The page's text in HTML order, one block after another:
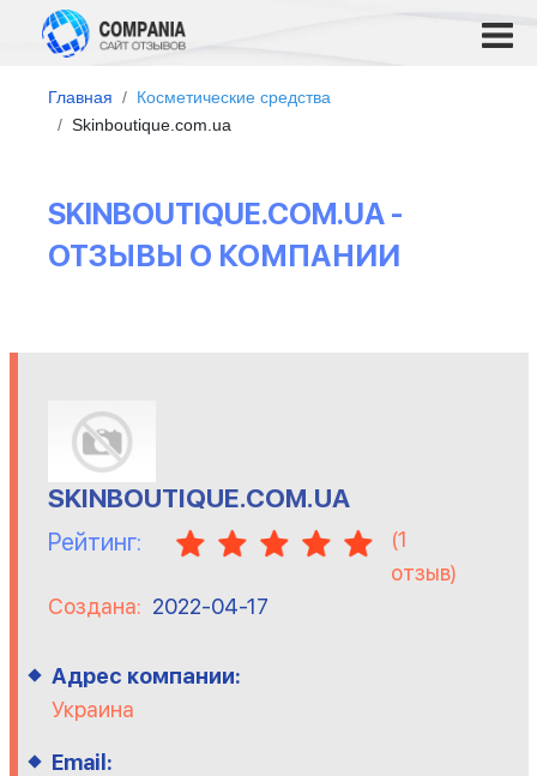
Главная
Косметические средства
Skinboutique.com.ua
SKINBOUTIQUE.COM.UA -
ОТЗЫВЫ О КОМПАНИИ
SKINBOUTIQUE.COM.UA
Рейтинг: (1
отзыв)
Создана: 2022-04-17
Адрес компании:
Украина
Email: